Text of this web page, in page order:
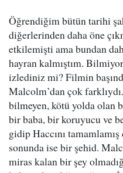
Öğrendiğim bütün tarihi
diğerlerinden daha öne
etkilemişti ama bundan
hayran kalmıştım.
izlediniz mi? Filmin
Malcolm’dan çok
bilmeyen, kötü yolda olan
bir baba, bir koruyucu ve
gidip Haccını
sonunda ise bir şehid.
miras kalan bir şey